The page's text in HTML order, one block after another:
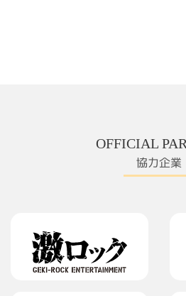
OFFICIAL
協力企業